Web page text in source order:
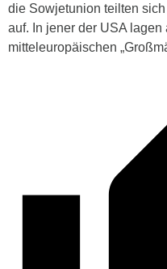
die Sowjetunion teilten
auf. In jener der USA
mitteleuropäischen